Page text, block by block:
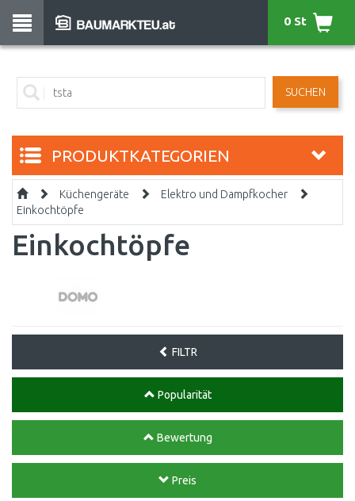
SUCHEN
0 St
PRODUKTKATEGORIEN
Küchengeräte
Elektro und Dampfkocher
Einkochtöpfe
Einkochtöpfe
FILTR
Popularität
Bewertung
Preis